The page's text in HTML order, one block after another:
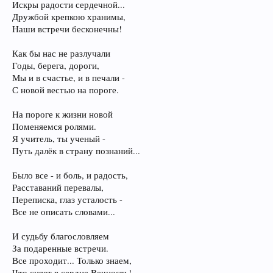
Искры радости сердечной...
Дружбой крепкою хранимы,
Наши встречи бесконечны!
Как бы нас не разлучали
Годы, берега, дороги,
Мы и в счастье, и в печали -
С новой вестью на пороге.
На пороге к жизни новой
Поменяемся ролями.
Я учитель, ты ученый -
Путь далёк в страну познаний...
Было все - и боль, и радость,
Расставаний перевалы,
Переписка, глаз усталость -
Все не описать словами...
И судьбу благословляем
За подаренные встречи.
Все проходит... Только знаем,